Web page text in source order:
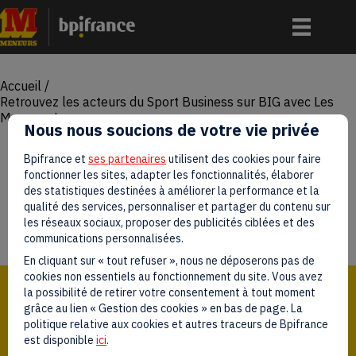
Accueil /
Retrouvez les acteurs du Sport Business sur BIG avec Les
Meneurs !
Retrouvez les acteurs du
Sport Business sur BIG
avec Les Meneurs !
08
Nous nous soucions de votre vie privée
Bpifrance et ses partenaires utilisent des cookies pour faire
fonctionner les sites, adapter les fonctionnalités, élaborer
des statistiques destinées à améliorer la performance et la
qualité des services, personnaliser et partager du contenu sur
les réseaux sociaux, proposer des publicités ciblées et des
communications personnalisées.
En cliquant sur « tout refuser », nous ne déposerons pas de
cookies non essentiels au fonctionnement du site. Vous avez
la possibilité de retirer votre consentement à tout moment
grâce au lien « Gestion des cookies » en bas de page. La
politique relative aux cookies et autres traceurs de Bpifrance
est disponible ici.